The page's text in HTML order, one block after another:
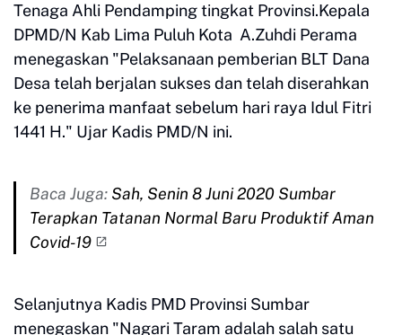
Tenaga Ahli Pendamping tingkat Provinsi.Kepala
DPMD/N Kab Lima Puluh Kota A.Zuhdi Perama
menegaskan "Pelaksanaan pemberian BLT Dana
Desa telah berjalan sukses dan telah diserahkan
ke penerima manfaat sebelum hari raya Idul Fitri
1441 H." Ujar Kadis PMD/N ini.
Baca Juga: Sah, Senin 8 Juni 2020 Sumbar
Terapkan Tatanan Normal Baru Produktif Aman
Covid-19
Selanjutnya Kadis PMD Provinsi Sumbar
menegaskan "Nagari Taram adalah salah satu